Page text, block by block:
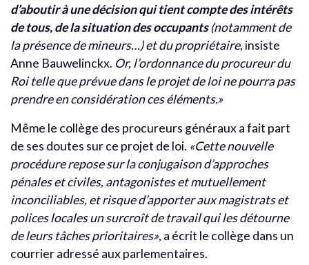
d’aboutir à une décision qui tient compte des intérêts
de tous, de la situation des occupants(notamment de
la présence de mineurs…) et du propriétaire, insiste
Anne Bauwelinckx. Or, l’ordonnance du procureur du
Roi telle que prévue dans le projet de loi ne pourra pas
prendre en considération ces éléments.»
Même le collège des procureurs généraux a fait part
de ses doutes sur ce projet de loi. «Cette nouvelle
procédure repose sur la conjugaison d’approches
pénales et civiles, antagonistes et mutuellement
inconciliables, et risque d’apporter aux magistrats et
polices locales un surcroît de travail qui les détourne
de leurs tâches prioritaires», a écrit le collège dans un
courrier adressé aux parlementaires.